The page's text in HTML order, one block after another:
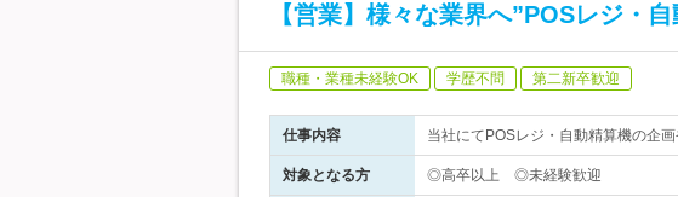
【営業】様々な業界へ”POSレジ・
職種・業種未経験OK 学歴不問 第二新卒歓迎
仕事内容 当社にてPOSレジ・自動精算機の企
対象となる方 ◎高卒以上 ◎未経験歓迎